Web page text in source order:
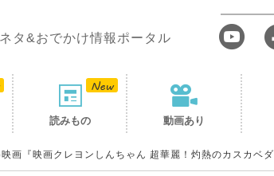
タ&おでかけ情報ポータル
読みもの 動画あり
画『映画クレヨンしんちゃん 超華麗！灼熱のカスカベ